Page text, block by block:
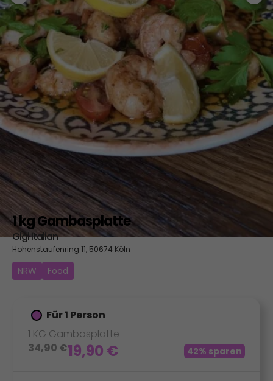
1 kg Gambasplatte
Gigi Italian
Hohenstaufenring 11, 50674 Köln
NRW Food
Für 1 Person
1 KG Gambasplatte
34,90€19,90 € 42% sparen